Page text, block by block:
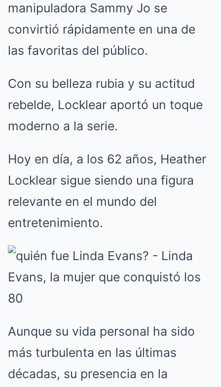
manipuladora Sammy Jo se
convirtió rápidamente en una de
las favoritas del público.
Con su belleza rubia y su actitud
rebelde, Locklear aportó un toque
moderno a la serie.
Hoy en día, a los 62 años, Heather
Locklear sigue siendo una figura
relevante en el mundo del
entretenimiento.
Aunque su vida personal ha sido
más turbulenta en las últimas
décadas, su presencia en la